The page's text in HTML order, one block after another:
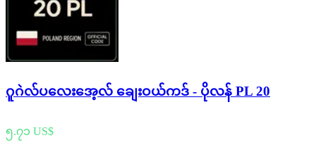
ဂူဂဲလ်ပလေးအေ့လ် ချေးဝယ်ကဒ် - ပိုလန် PL 20
၅.၇၁ US$